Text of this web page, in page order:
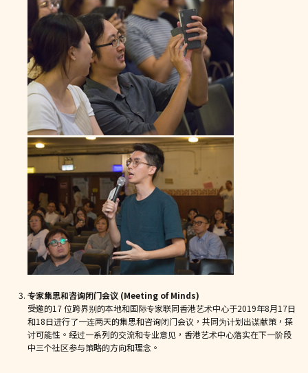
专家集思和咨询闭门会议 (Meeting of Minds)
受邀的17 位跨界别的本地和国际专家联同香港艺术中心于2019年8月17日
和18日进行了一连两天的集思和咨询闭门会议，共同为计划出谋献策，探
讨可能性。经过一系列的交流和专业意见，香港艺术中心落实在下一阶段
中三个社区参与策略的方向和理念。